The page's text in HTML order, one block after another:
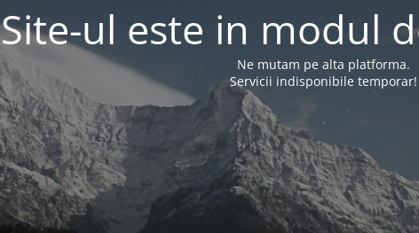
Site-ul este in modul
Ne mutam pe alta platforma.
Servicii indisponibile temporar!